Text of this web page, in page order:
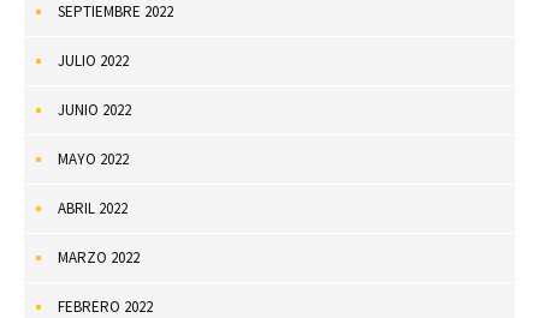
SEPTIEMBRE 2022
JULIO 2022
JUNIO 2022
MAYO 2022
ABRIL 2022
MARZO 2022
FEBRERO 2022